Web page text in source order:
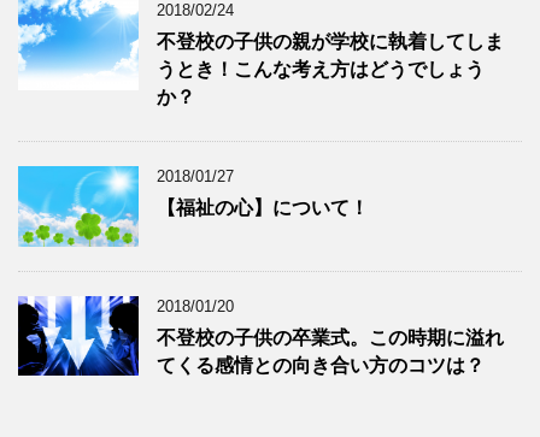
2018/02/24
不登校の子供の親が学校に執着してしま
うとき！こんな考え方はどうでしょう
か？
2018/01/27
【福祉の心】について！
2018/01/20
不登校の子供の卒業式。この時期に溢れ
てくる感情との向き合い方のコツは？